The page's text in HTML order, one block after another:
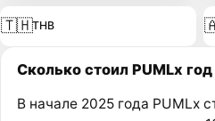
🇹🇭THB
Сколько стоил PUMLx
В начале 2025 года PUMLx